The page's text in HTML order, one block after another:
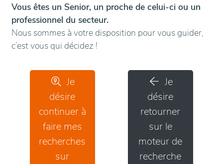
Vous êtes un Senior, un proche de celui-ci ou un
professionnel du secteur.
Nous sommes à votre disposition pour vous guider,
c’est vous qui décidez !
Je
désire
continuer à
faire mes
recherches
sur
Je
désire
retourner
sur le
moteur de
recherche